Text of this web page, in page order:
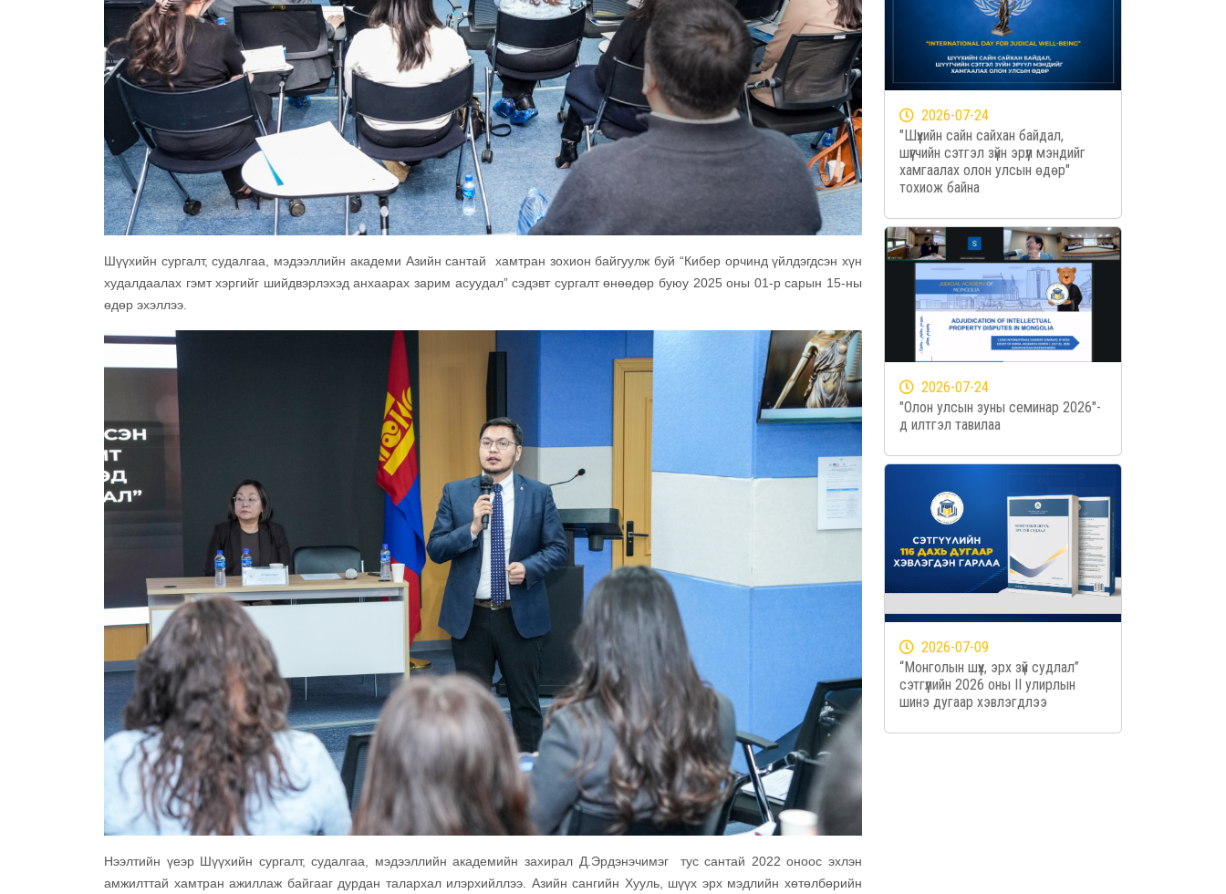
Шүүхийн сургалт, судалгаа, мэдээллийн академи Азийн сантай хамтран зохион байгуулж буй “Кибер орчинд үйлдэгдсэн хүн
худалдаалах гэмт хэргийг шийдвэрлэхэд анхаарах зарим асуудал” сэдэвт сургалт өнөөдөр буюу 2025 оны 01-р сарын 15-ны
өдөр эхэллээ.
Нээлтийн үеэр Шүүхийн сургалт, судалгаа, мэдээллийн академийн захирал Д.Эрдэнэчимэг тус сантай 2022 оноос эхлэн
амжилттай хамтран ажиллаж байгааг дурдан талархал илэрхийллээ. Азийн сангийн Хууль, шүүх эрх мэдлийн хөтөлбөрийн
2026-07-24
"Шүүхийн сайн сайхан байдал,
шүүгчийн сэтгэл зүйн эрүүл мэндийг
хамгаалах олон улсын өдөр"
тохиож байна
2026-07-24
"Олон улсын зуны семинар 2026"-
д илтгэл тавилаа
2026-07-09
“Монголын шүүх, эрх зүй судлал”
сэтгүүлийн 2026 оны II улирлын
шинэ дугаар хэвлэгдлээ